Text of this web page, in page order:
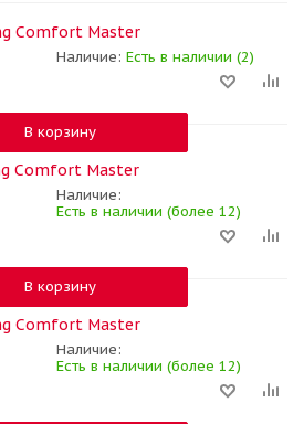
Comfort Master
Наличие: Есть в наличии (2)
В корзину
Comfort Master
Наличие:
Есть в наличии (более 12)
В корзину
Comfort Master
Наличие:
Есть в наличии (более 12)